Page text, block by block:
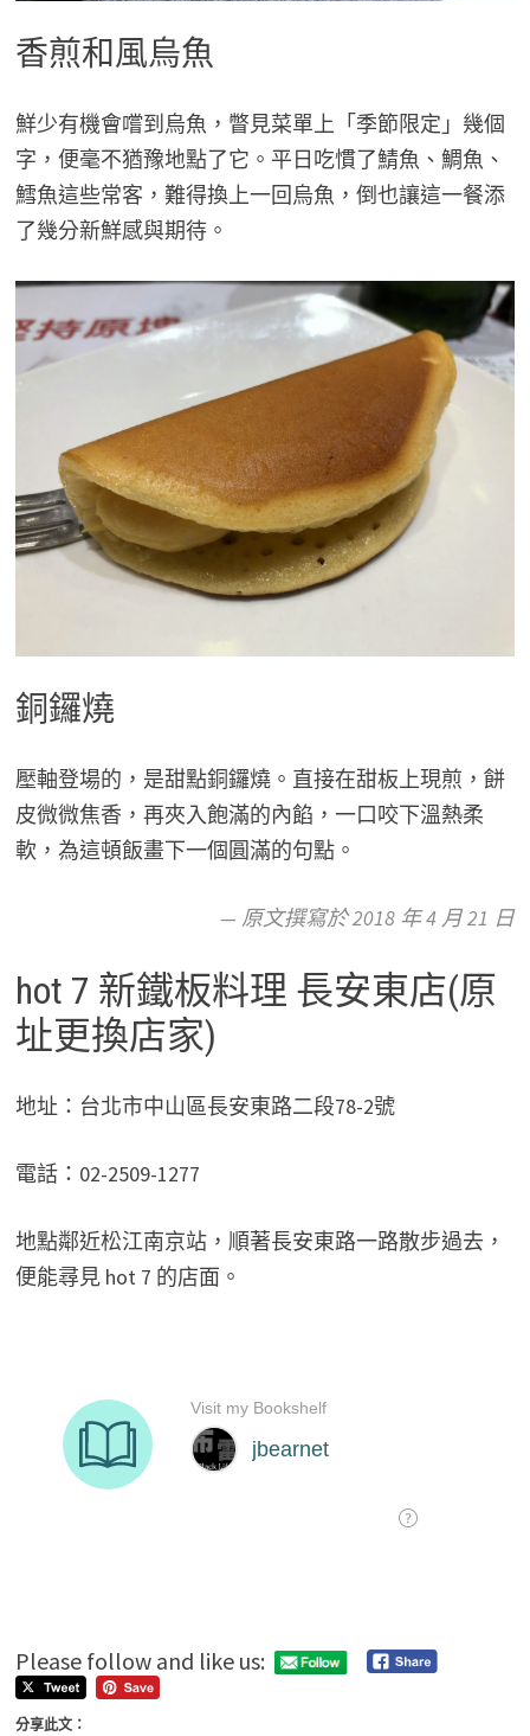
香煎和風烏魚
鮮少有機會嚐到烏魚，瞥見菜單上「季節限定」幾個
字，便毫不猶豫地點了它。平日吃慣了鯖魚、鯛魚、
鱈魚這些常客，難得換上一回烏魚，倒也讓這一餐添
了幾分新鮮感與期待。
銅鑼燒
壓軸登場的，是甜點銅鑼燒。直接在甜板上現煎，餅
皮微微焦香，再夾入飽滿的內餡，一口咬下溫熱柔
軟，為這頓飯畫下一個圓滿的句點。
— 原文撰寫於 2018 年 4 月 21 日
hot 7 新鐵板料理 長安東店(原
址更換店家)
地址：台北市中山區長安東路二段78-2號
電話：02-2509-1277
地點鄰近松江南京站，順著長安東路一路散步過去，
便能尋見 hot 7 的店面。
Please follow and like us:
分享此文：